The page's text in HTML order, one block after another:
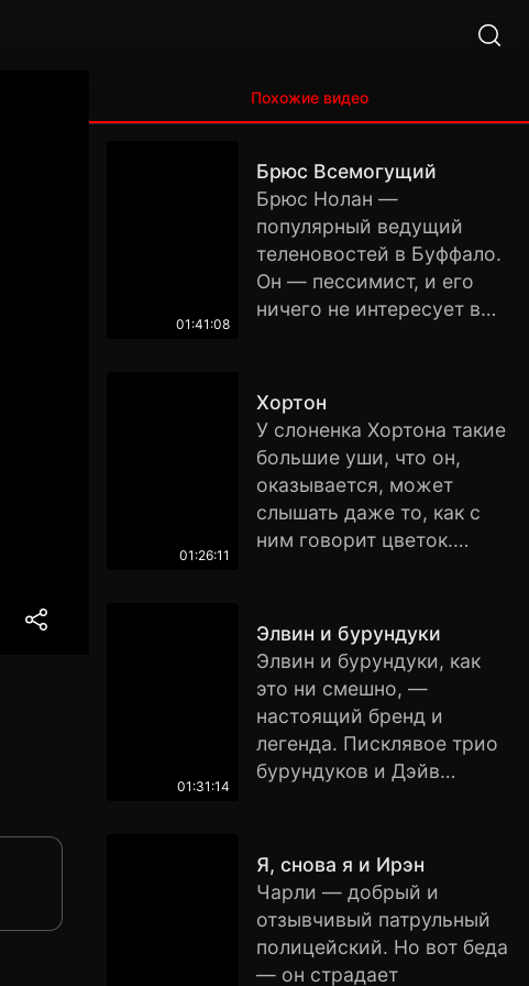
Похожие видео
01:41:08
Брюс Всемогущий
Брюс Нолан —
популярный ведущий
теленовостей в Буффало.
Он — пессимист, и его
ничего не интересует в
любит его, несмотря на
всю его вредность. Его
репортажи интересуют
всех, кроме его самого.
Мечта Брюса — быть
ведущим, тем более
местечко вот-вот должно
настигает неудача, и его
увольняют с работы. В
конец разочарованный
Брюс гневается на Бога, а
тот… отвечает ему!
Всемогущий предлагает
сможет ли он сделать
мир хоть чуточку лучше…
01:26:11
Хортон
У слоненка Хортона такие
большие уши, что он,
оказывается, может
слышать даже то, как с
ним говорит цветок.
если слоненок начинает
говорить и
прислушиваться к цветку,
наверное он
ненормальный? Так
посчитали все звери. Но
Хортону все равно. Он
от угрозы извне.
01:31:14
Элвин и бурундуки
Элвин и бурундуки, как
это ни смешно, —
настоящий бренд и
легенда. Писклявое трио
бурундуков и Дэйв
стали настоящей иконой.
Более 43 миллионов
проданных альбомов,
несколько премий
«Грэмми», популярный
Я, снова я и Ирэн
Чарли — добрый и
отзывчивый патрульный
полицейский. Но вот беда
— он страдает